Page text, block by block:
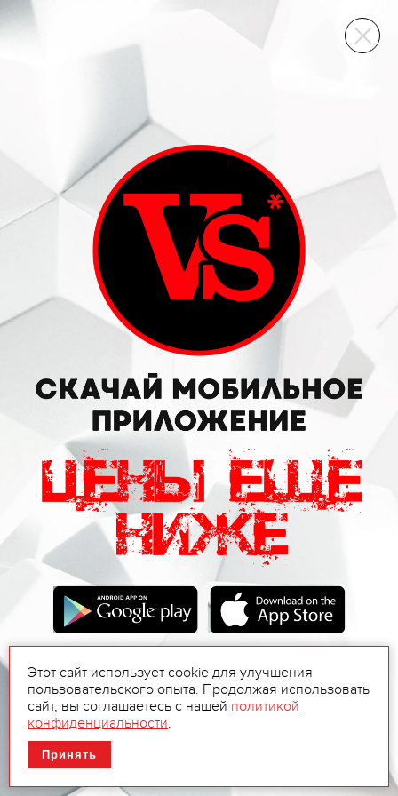
ВИННЫЙ СКЛАД
Этот сайт использует cookie для улучшения
пользовательского опыта. Продолжая использовать
сайт, вы соглашаетесь с нашей политикой
конфиденциальности.
Принять